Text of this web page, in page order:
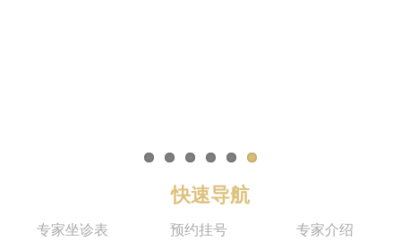
快速导航
专家坐诊表 预约挂号
专家介绍